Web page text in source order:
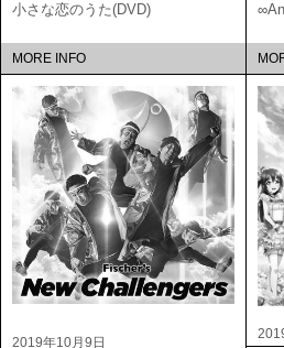
小さな恋のうた(DVD)
MORE INFO
2019年10月9日